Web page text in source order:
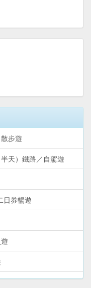
步遊
天）鐵路／自駕遊
日券暢遊
物遊